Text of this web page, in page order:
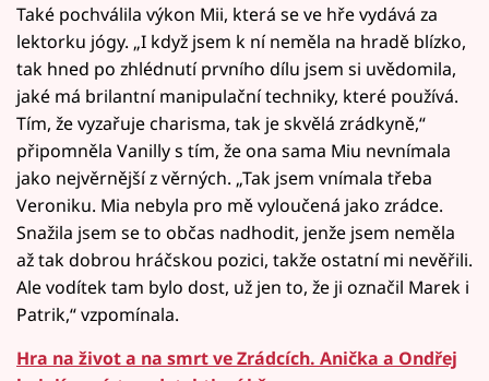
Také pochválila výkon Mii, která se ve hře vydává za
lektorku jógy. „I když jsem k ní neměla na hradě blízko,
tak hned po zhlédnutí prvního dílu jsem si uvědomila,
jaké má brilantní manipulační techniky, které používá.
Tím, že vyzařuje charisma, tak je skvělá zrádkyně,“
připomněla Vanilly s tím, že ona sama Miu nevnímala
jako nejvěrnější z věrných. „Tak jsem vnímala třeba
Veroniku. Mia nebyla pro mě vyloučená jako zrádce.
Snažila jsem se to občas nadhodit, jenže jsem neměla
až tak dobrou hráčskou pozici, takže ostatní mi nevěřili.
Ale vodítek tam bylo dost, už jen to, že ji označil Marek i
Patrik,“ vzpomínala.
Hra na život a na smrt ve Zrádcích. Anička a Ondřej